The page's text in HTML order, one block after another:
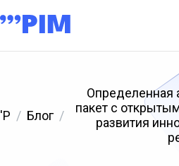
'P Блог
Определенная
пакет с
развития